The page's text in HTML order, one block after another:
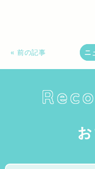
« 前の記事 ニ